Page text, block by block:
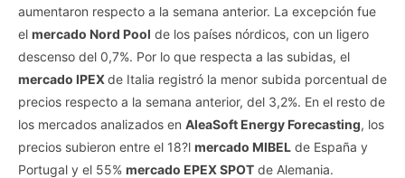
aumentaron respecto a la semana anterior. La excepción fue
el mercado Nord Pool de los países nórdicos, con un ligero
descenso del 0,7%. Por lo que respecta a las subidas, el
mercado IPEXde Italia registró la menor subida porcentual de
precios respecto a la semana anterior, del 3,2%. En el resto de
los mercados analizados en AleaSoft Energy Forecasting, los
precios subieron entre el 18?l mercado MIBEL de España y
Portugal y el 55% mercado EPEX SPOT de Alemania.